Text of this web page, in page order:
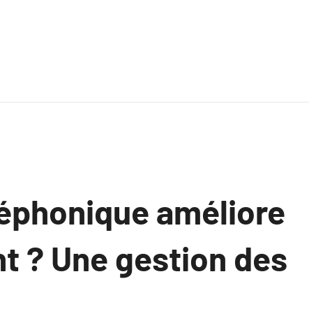
améliore
? Une gestion des